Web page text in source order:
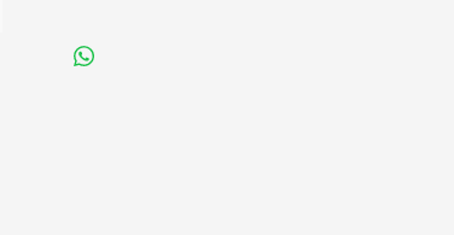
solari a partire dalla data di consegna del Prodotto,